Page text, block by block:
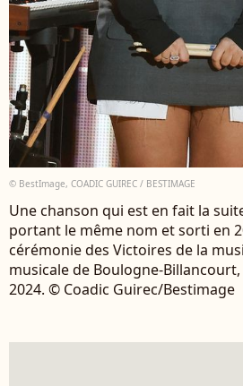
© BestImage, COADIC GUIREC / BESTIMAGE
Une chanson qui est en fait la
portant le même nom et sorti en
cérémonie des Victoires de la
musicale de Boulogne-
2024. © Coadic Guirec/Bestimage